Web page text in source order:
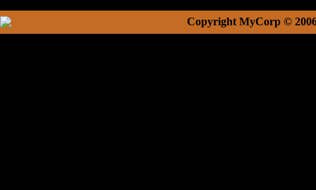
Copyright MyCorp ©